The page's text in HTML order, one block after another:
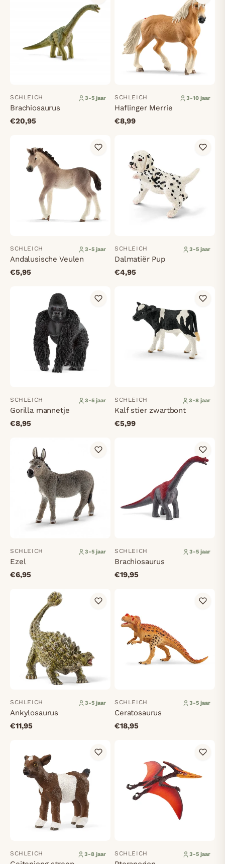
SCHLEICH 3-5 jaar
Brachiosaurus
€20,95
SCHLEICH 3-10 jaar
Haflinger Merrie
€8,99
SCHLEICH 3-5 jaar
Andalusische Veulen
€5,95
SCHLEICH 3-5 jaar
Dalmatiër Pup
€4,95
SCHLEICH 3-5 jaar
Gorilla mannetje
€8,95
SCHLEICH 3-8 jaar
Kalf stier zwartbont
€5,99
SCHLEICH 3-5 jaar
Ezel
€6,95
SCHLEICH 3-5 jaar
Brachiosaurus
€19,95
SCHLEICH 3-5 jaar
Ankylosaurus
€11,95
SCHLEICH 3-5 jaar
Ceratosaurus
€18,95
SCHLEICH 3-8 jaar SCHLEICH 3-5 jaar